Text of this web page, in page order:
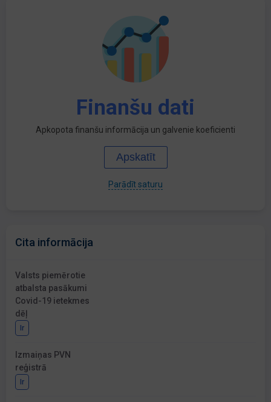
Finanšu dati
Apkopota finanšu informācija un galvenie koeficienti
Apskatīt
Parādīt saturu
Cita informācija
Valsts piemērotie
atbalsta pasākumi
Covid-19 ietekmes
dēļ
Ir
Izmaiņas PVN
reģistrā
Ir